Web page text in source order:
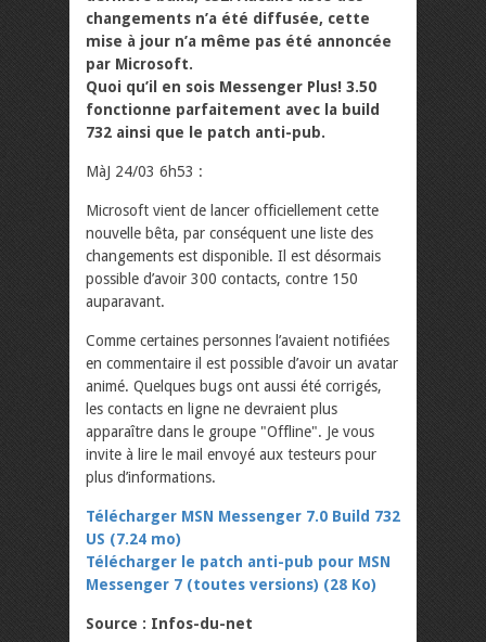
changements n’a été diffusée, cette
mise à jour n’a même pas été annoncée
par Microsoft.
Quoi qu’il en sois Messenger Plus! 3.50
fonctionne parfaitement avec la build
732 ainsi que le patch anti-pub.
MàJ 24/03 6h53 :
Microsoft vient de lancer officiellement cette
nouvelle bêta, par conséquent une liste des
changements est disponible. Il est désormais
possible d’avoir 300 contacts, contre 150
auparavant.
Comme certaines personnes l’avaient notifiées
en commentaire il est possible d’avoir un avatar
animé. Quelques bugs ont aussi été corrigés,
les contacts en ligne ne devraient plus
apparaître dans le groupe "Offline". Je vous
invite à lire le mail envoyé aux testeurs pour
plus d’informations.
Télécharger MSN Messenger 7.0 Build 732
US (7.24 mo)
Télécharger le patch anti-pub pour MSN
Messenger 7 (toutes versions) (28 Ko)
Source : Infos-du-net